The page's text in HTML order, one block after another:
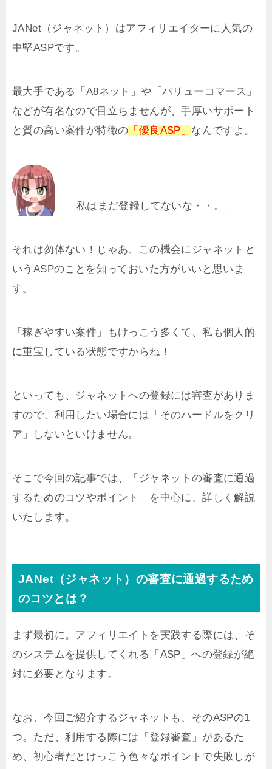
JANet（ジャネット）はアフィリエイターに人気の
中堅ASPです。
最大手である「A8ネット」や「バリューコマース」
などが有名なので目立ちませんが、手厚いサポート
と質の高い案件が特徴の 「優良ASP」 なんですよ。
「私はまだ登録してないな・・。」
それは勿体ない！じゃあ、この機会にジャネットと
いうASPのことを知っておいた方がいいと思いま
す。
「稼ぎやすい案件」もけっこう多くて、私も個人的
に重宝している状態ですからね！
といっても、ジャネットへの登録には審査がありま
すので、利用したい場合には「そのハードルをクリ
ア」しないといけません。
そこで今回の記事では、「ジャネットの審査に通過
するためのコツやポイント」を中心に、詳しく解説
いたします。
JANet（ジャネット）の審査に通過するため
のコツとは？
まず最初に。アフィリエイトを実践する際には、そ
のシステムを提供してくれる「ASP」への登録が絶
対に必要となります。
なお、今回ご紹介するジャネットも、そのASPの1
つ。ただ、利用する際には「登録審査」があるた
め、初心者だとけっこう色々なポイントで失敗しが